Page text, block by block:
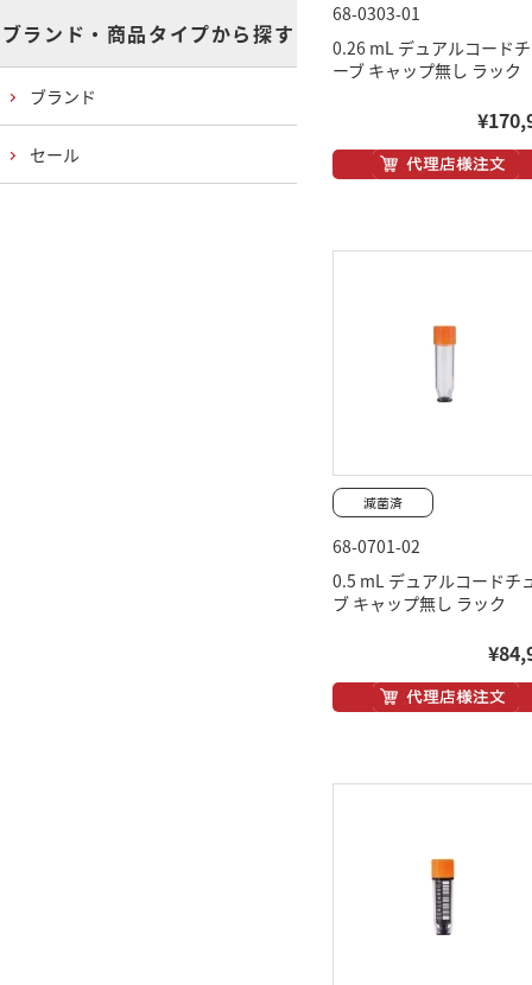
68-0303-01
0.26 mL デュアルコード
ーブ キャップ無し ラック
68-0701-02
0.5 mL デュアルコードチ
ブ キャップ無し ラック
ブランド・商品タイプから探す
ブランド
セール